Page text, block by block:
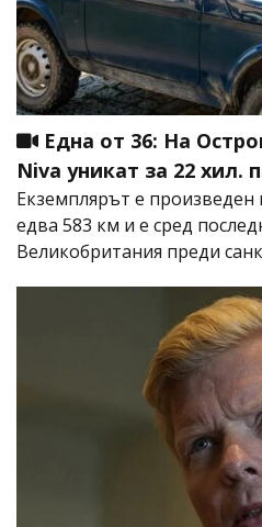
Една от 36: На
Niva уникат за 22 хил.
Екземплярът е произведен
едва 583 км и е сред
Великобритания преди